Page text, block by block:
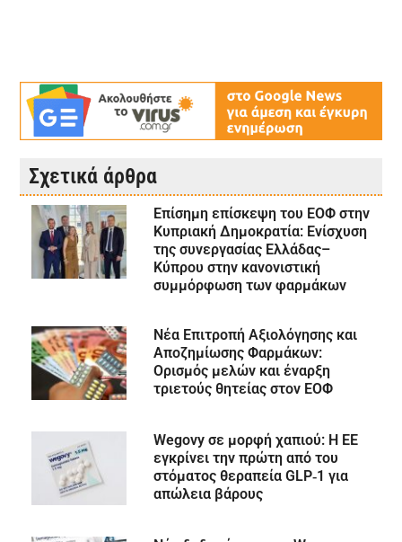
Σχετικά άρθρα
Επίσημη επίσκεψη του ΕΟΦ στην
Κυπριακή Δημοκρατία: Ενίσχυση
της συνεργασίας Ελλάδας–
Κύπρου στην κανονιστική
συμμόρφωση των φαρμάκων
Nέα Επιτροπή Αξιολόγησης και
Αποζημίωσης Φαρμάκων:
Ορισμός μελών και έναρξη
τριετούς θητείας στον ΕΟΦ
Wegovy σε μορφή χαπιού: Η ΕΕ
εγκρίνει την πρώτη από του
στόματος θεραπεία GLP‑1 για
απώλεια βάρους